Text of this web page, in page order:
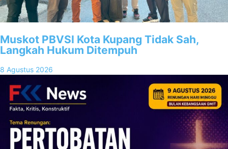
Muskot PBVSI Kota Kupang Tidak Sah,
Langkah Hukum Ditempuh
8 Agustus 2026